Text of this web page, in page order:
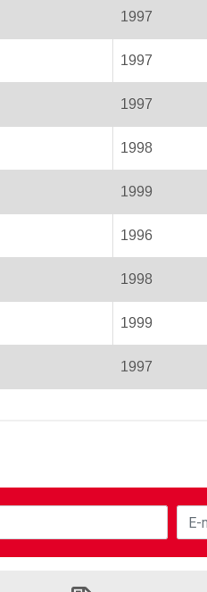
1997
1997
1997
1998
1999
1996
1998
1999
1997